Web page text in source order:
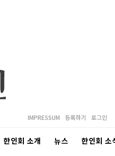
IMPRESSUM 등록하기 로그인
한인회 소개 뉴스 한인회 소